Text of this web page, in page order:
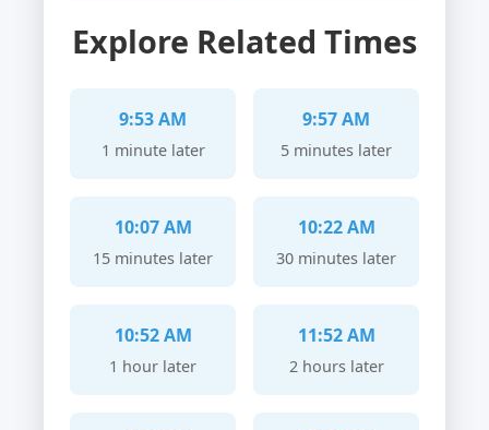
Explore Related Times
9:53 AM
1 minute later
9:57 AM
5 minutes later
10:07 AM
15 minutes later
10:22 AM
30 minutes later
10:52 AM
1 hour later
11:52 AM
2 hours later